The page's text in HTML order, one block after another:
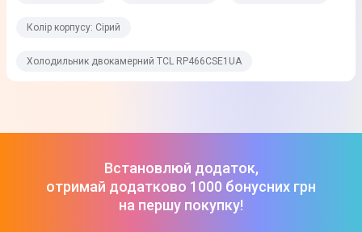
Об'єм холодильної камери
Система охолодження холодильної камери
Дверні корзини
Колір корпусу: Сірий
Холодильник двокамерний TCL RP466CSE1UA
Встановлюй додаток,
отримай додатково 1000 бонусних грн
на першу покупку!